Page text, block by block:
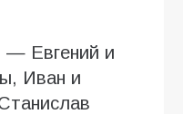
Евгений и
Иван и